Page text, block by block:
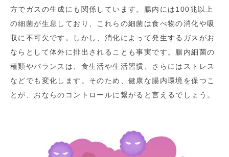
方でガスの生成にも関係しています。腸内には100兆以上
の細菌が生息しており、これらの細菌は食べ物の消化や吸
収に不可欠です。しかし、消化によって発生するガスがお
ならとして体外に排出されることも事実です。腸内細菌の
種類やバランスは、食生活や生活習慣、さらにはストレス
などでも変化します。そのため、健康な腸内環境を保つこ
とが、おならのコントロールに繋がると言えるでしょう。